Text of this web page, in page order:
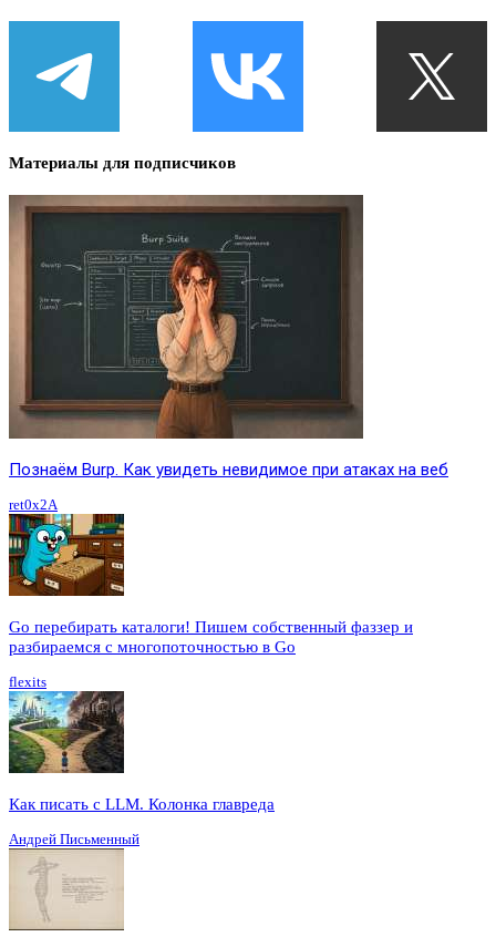
Материалы для подписчиков
Познаём Burp. Как увидеть невидимое при атаках на веб
ret0x2A
Go перебирать каталоги! Пишем собственный фаззер и
разбираемся с многопоточностью в Go
flexits
Как писать с LLM. Колонка главреда
Андрей Письменный